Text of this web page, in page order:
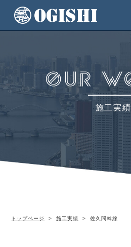
施工実績
トップページ 施工実績 佐久間幹線